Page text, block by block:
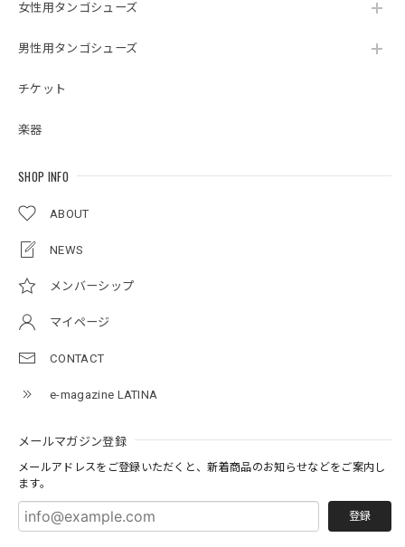
女性用タンゴシューズ
男性用タンゴシューズ
チケット
楽器
SHOP INFO
ABOUT
NEWS
メンバーシップ
マイページ
CONTACT
e-magazine LATINA
メールマガジン登録
メールアドレスをご登録いただくと、新着商品のお知らせなどをご案内し
ます。
登録